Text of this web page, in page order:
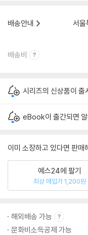
배송안내
서울
배송비
시리즈의 신상품이 출
eBook이 출간되면
이미 소장하고 있다면 판매
예스24에 팔기
최상 매입가 1,200원
해외배송 가능
문화비소득공제 가능